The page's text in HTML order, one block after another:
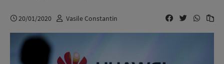
20/01/2020 Vasile Constantin